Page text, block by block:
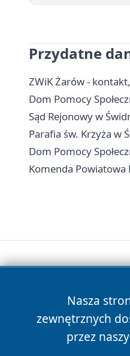
Przydatne
ZWiK Żarów -
Dom Pomocy
Sąd Rejonowy w
Parafia św. Krzyża w
Dom Pomocy
Komenda Powiatowa
Nasza
zewnętrznych
przez